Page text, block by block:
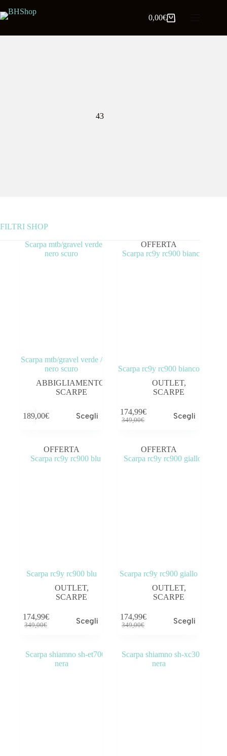
0,00€
43
FILTRI SHOP
OUTLET
Tag prodotto
Scarpa mtb/gravel verde /
nero scuro
ABBIGLIAMENTO
SCARPE
189,00€ Scegli
OFFERTA
Scarpa rc9y rc900 bianco
OUTLET,
SCARPE
349,00€
174,99€ Scegli
OFFERTA
Scarpa rc9y rc900 blu
OUTLET,
SCARPE
349,00€
174,99€ Scegli
OFFERTA
Scarpa rc9y rc900 giallo
OUTLET,
SCARPE
349,00€
174,99€ Scegli